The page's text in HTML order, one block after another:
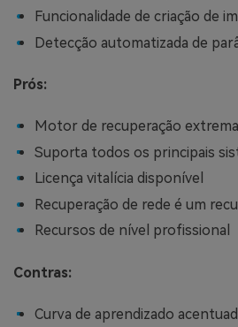
Funcionalidade de criação de
Detecção automatizada de
Prós:
Motor de recuperação
Suporta todos os principais
Licença vitalícia disponível
Recuperação de rede é um
Recursos de nível profissional
Contras:
Curva de aprendizado